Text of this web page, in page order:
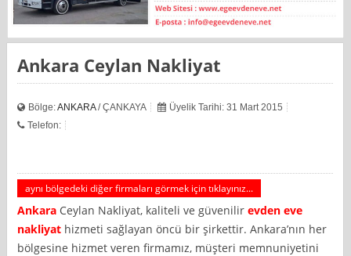
Ankara Ceylan Nakliyat
Bölge:ANKARA/ ÇANKAYA
Üyelik Tarihi: 31 Mart 2015
Telefon:
aynı bölgedeki diğer firmaları görmek için tıklayınız...
Ankara Ceylan Nakliyat, kaliteli ve güvenilirevden eve
nakliyat hizmeti sağlayan öncü bir şirkettir. Ankara’nın her
bölgesine hizmet veren firmamız, müşteri memnuniyetini